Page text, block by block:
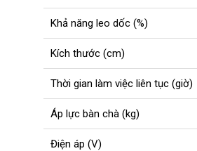
Khả năng leo dốc (%)
Kích thước (cm)
Thời gian làm việc liên tục (giờ)
Áp lực bàn chà (kg)
Điện áp (V)